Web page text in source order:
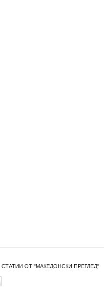
СТАТИИ ОТ "МАКЕДОНСКИ ПРЕГЛЕД"